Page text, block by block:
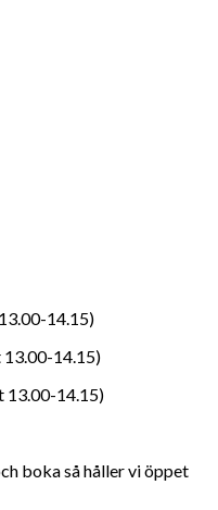
14.15)
13.00-14.15)
13.00-14.15)
boka så håller vi öppet